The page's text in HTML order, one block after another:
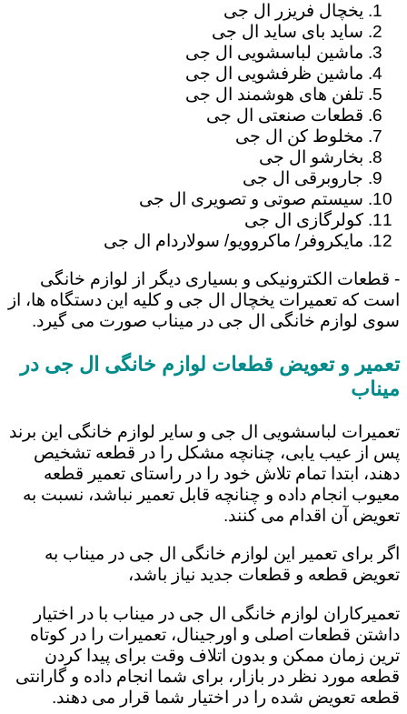
یخچال فریزر ال جی
ساید بای ساید ال جی
ماشین لباسشویی ال جی
ماشین ظرفشویی ال جی
تلفن های هوشمند ال جی
قطعات صنعتی ال جی
مخلوط کن ال جی
بخارشو ال جی
جاروبرقی ال جی
سیستم صوتی و تصویری ال جی
کولرگازی ال جی
مایکروفر/ ماکروویو/ سولاردام ال جی
- قطعات الکترونیکی و بسیاری دیگر از لوازم خانگی
است که تعمیرات یخچال ال جی و کلیه این دستگاه ها، از
سوی لوازم خانگی ال جی در میناب صورت می گیرد.
تعمیر و تعویض قطعات لوازم خانگی ال جی در
میناب
تعمیرات لباسشویی ال جی و سایر لوازم خانگی این برند
پس از عیب یابی، چنانچه مشکل را در قطعه تشخیص
دهند، ابتدا تمام تلاش خود را در راستای تعمیر قطعه
معیوب انجام داده و چنانچه قابل تعمیر نباشد، نسبت به
تعویض آن اقدام می کنند.
اگر برای تعمیر این لوازم خانگی ال جی در میناب به
تعویض قطعه و قطعات جدید نیاز باشد،
تعمیرکاران لوازم خانگی ال جی در میناب با در اختیار
داشتن قطعات اصلی و اورجینال، تعمیرات را در کوتاه
ترین زمان ممکن و بدون اتلاف وقت برای پیدا کردن
قطعه مورد نظر در بازار، برای شما انجام داده و گارانتی
قطعه تعویض شده را در اختیار شما قرار می دهند.